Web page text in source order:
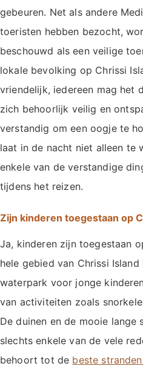
gebeuren. Net als andere
toeristen hebben bezocht,
beschouwd als een veilige
lokale bevolking op Chrissi
vriendelijk, iedereen mag het
zich behoorlijk veilig en
verstandig om een oogje te
laat in de nacht niet alleen te
enkele van de verstandige
tijdens het reizen.
Zijn kinderen toegestaan op
Ja, kinderen zijn toegestaan
hele gebied van Chrissi
waterpark voor jonge
van activiteiten zoals
De duinen en de mooie
slechts enkele van de vele
behoort tot de beste